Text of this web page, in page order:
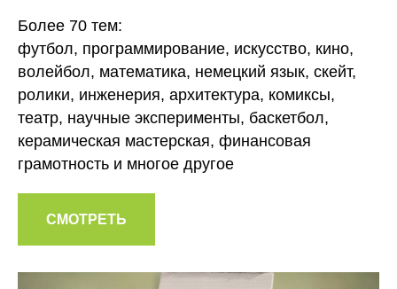
Более 70 тем:
футбол, программирование, искусство, кино,
волейбол, математика, немецкий язык, скейт,
ролики, инженерия, архитектура, комиксы,
театр, научные эксперименты, баскетбол,
керамическая мастерская, финансовая
грамотность и многое другое
СМОТРЕТЬ